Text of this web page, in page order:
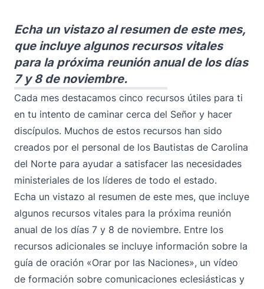
Echa un vistazo al resumen de este mes,
que incluye algunos recursos vitales
para la próxima reunión anual de los días
7 y 8 de noviembre.
Cada mes destacamos cinco recursos útiles para ti
en tu intento de caminar cerca del Señor y hacer
discípulos. Muchos de estos recursos han sido
creados por el personal de los Bautistas de Carolina
del Norte para ayudar a satisfacer las necesidades
ministeriales de los líderes de todo el estado.
Echa un vistazo al resumen de este mes, que incluye
algunos recursos vitales para la próxima reunión
anual de los días 7 y 8 de noviembre. Entre los
recursos adicionales se incluye información sobre la
guía de oración «Orar por las Naciones», un vídeo
de formación sobre comunicaciones eclesiásticas y